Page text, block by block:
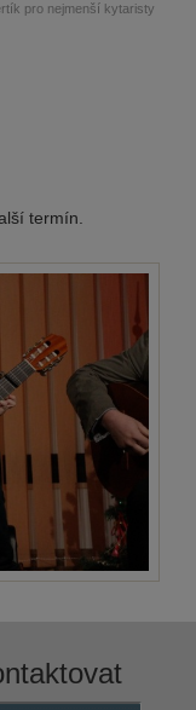
pro nejmenší kytaristy
termín.